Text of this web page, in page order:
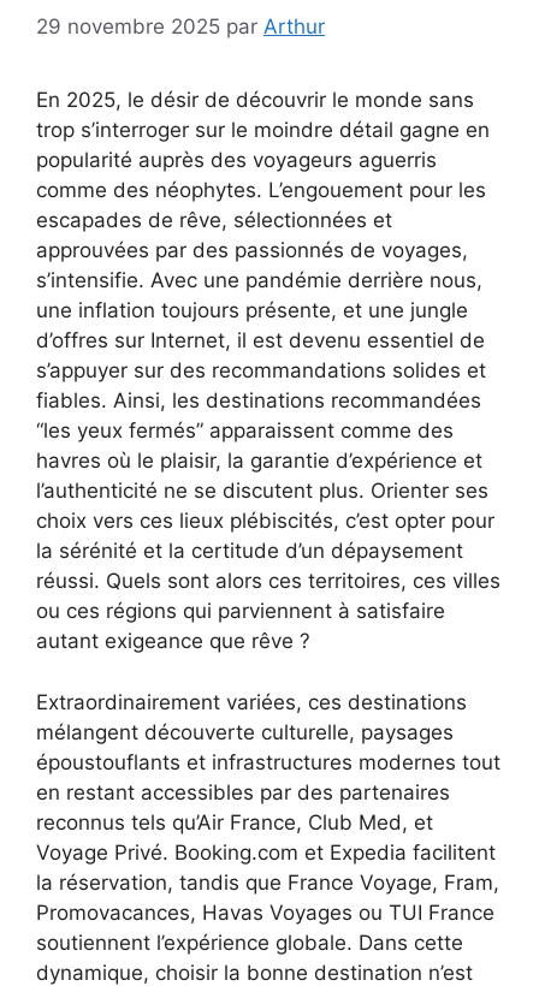
29 novembre 2025 par Arthur
En 2025, le désir de découvrir le monde sans
trop s’interroger sur le moindre détail gagne en
popularité auprès des voyageurs aguerris
comme des néophytes. L’engouement pour les
escapades de rêve, sélectionnées et
approuvées par des passionnés de voyages,
s’intensifie. Avec une pandémie derrière nous,
une inflation toujours présente, et une jungle
d’offres sur Internet, il est devenu essentiel de
s’appuyer sur des recommandations solides et
fiables. Ainsi, les destinations recommandées
“les yeux fermés” apparaissent comme des
havres où le plaisir, la garantie d’expérience et
l’authenticité ne se discutent plus. Orienter ses
choix vers ces lieux plébiscités, c’est opter pour
la sérénité et la certitude d’un dépaysement
réussi. Quels sont alors ces territoires, ces villes
ou ces régions qui parviennent à satisfaire
autant exigeance que rêve ?
Extraordinairement variées, ces destinations
mélangent découverte culturelle, paysages
époustouflants et infrastructures modernes tout
en restant accessibles par des partenaires
reconnus tels qu’Air France, Club Med, et
Voyage Privé. Booking.com et Expedia facilitent
la réservation, tandis que France Voyage, Fram,
Promovacances, Havas Voyages ou TUI France
soutiennent l’expérience globale. Dans cette
dynamique, choisir la bonne destination n’est